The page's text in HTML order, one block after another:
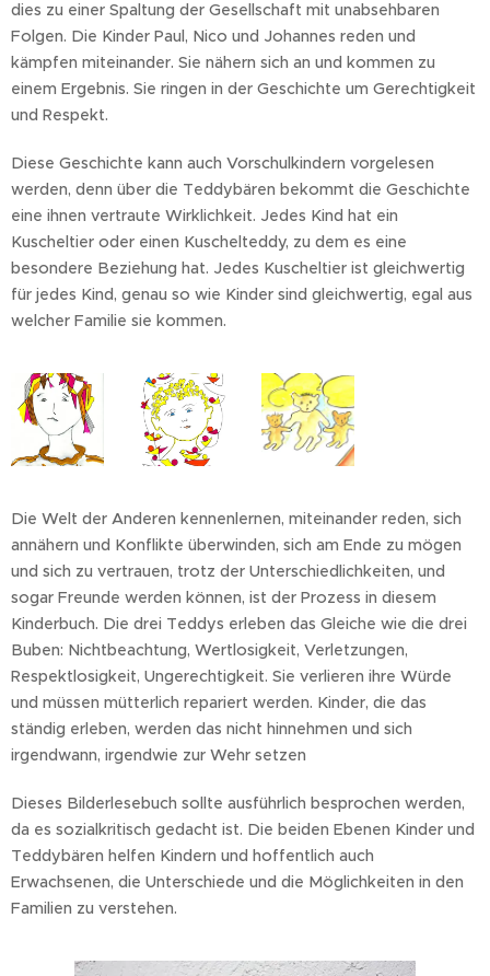
dies zu einer Spaltung der Gesellschaft mit unabsehbaren
Folgen. Die Kinder Paul, Nico und Johannes reden und
kämpfen miteinander. Sie nähern sich an und kommen zu
einem Ergebnis. Sie ringen in der Geschichte um Gerechtigkeit
und Respekt.
Diese Geschichte kann auch Vorschulkindern vorgelesen
werden, denn über die Teddybären bekommt die Geschichte
eine ihnen vertraute Wirklichkeit. Jedes Kind hat ein
Kuscheltier oder einen Kuschelteddy, zu dem es eine
besondere Beziehung hat. Jedes Kuscheltier ist gleichwertig
für jedes Kind, genau so wie Kinder sind gleichwertig, egal aus
welcher Familie sie kommen.
Die Welt der Anderen kennenlernen, miteinander reden, sich
annähern und Konflikte überwinden, sich am Ende zu mögen
und sich zu vertrauen, trotz der Unterschiedlichkeiten, und
sogar Freunde werden können, ist der Prozess in diesem
Kinderbuch. Die drei Teddys erleben das Gleiche wie die drei
Buben: Nichtbeachtung, Wertlosigkeit, Verletzungen,
Respektlosigkeit, Ungerechtigkeit. Sie verlieren ihre Würde
und müssen mütterlich repariert werden. Kinder, die das
ständig erleben, werden das nicht hinnehmen und sich
irgendwann, irgendwie zur Wehr setzen
Dieses Bilderlesebuch sollte ausführlich besprochen werden,
da es sozialkritisch gedacht ist. Die beiden Ebenen Kinder und
Teddybären helfen Kindern und hoffentlich auch
Erwachsenen, die Unterschiede und die Möglichkeiten in den
Familien zu verstehen.